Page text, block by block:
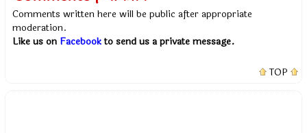
Comments written here will be public after appropriate
moderation.
Like us on Facebookto send us a private message.
TOP